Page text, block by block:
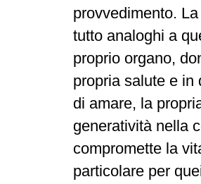
provvedimento.
tutto analoghi a
proprio organo,
propria salute e in
di amare, la
generatività nella
compromette la
particolare per